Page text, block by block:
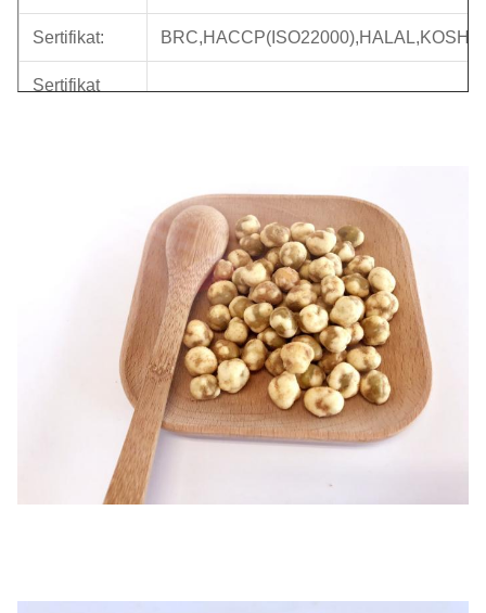
Sertifikat:
Sertifikat
10 KG / ctn, Dinding ganda, warna Kuning
10.6 KG/ctn
0,03=0,38*0,28*0,28m
20'/40'/40HQ
980/2020/2310ctns
1X20'FCL